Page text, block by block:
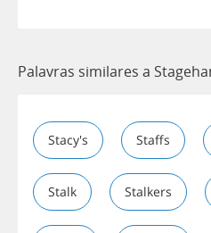
Palavras similares a
Stacy's Staffs
Stalk Stalkers